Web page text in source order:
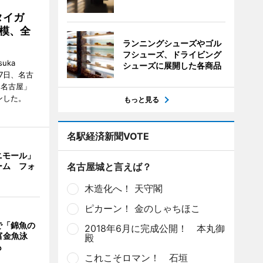
イガ
、全
日、名古
古屋」
た。
ール」
ム フォ
「錦魚の
魚泳
ランニングシューズやゴル
フシューズ、ドライビング
シューズに展開した各商品
もっと見る
名駅経済新聞VOTE
名古屋城と言えば？
木造化へ！ 天守閣
ピカーン！ 金のしゃちほこ
2018年6月に完成公開！ 本丸御
殿
これこそロマン！ 石垣